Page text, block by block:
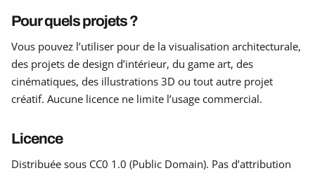
Pour quels projets ?
Vous pouvez l’utiliser pour de la visualisation architecturale,
des projets de design d’intérieur, du game art, des
cinématiques, des illustrations 3D ou tout autre projet
créatif. Aucune licence ne limite l’usage commercial.
Licence
Distribuée sous CC0 1.0 (Public Domain). Pas d’attribution